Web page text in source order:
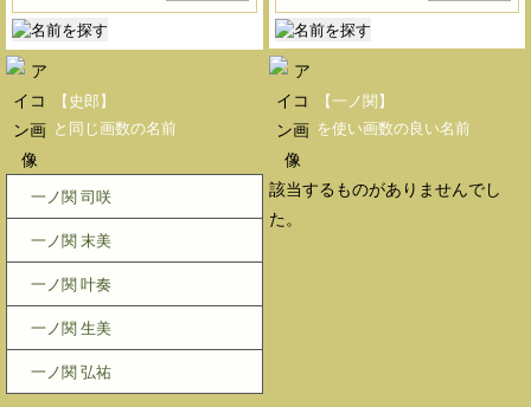
【史郎】
と同じ画数の名前
一ノ関 司咲
一ノ関 末美
一ノ関 叶奏
一ノ関 生美
一ノ関 弘祐
【一ノ関】
を使い画数の良い名前
該当するものがありませんでし
た。